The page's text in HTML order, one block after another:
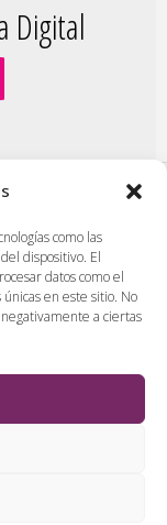
como las
dispositivo. El
datos como el
en este sitio. No
a ciertas
Digital
contacto
|
de datos
|
No se aceptarán
desprecien a